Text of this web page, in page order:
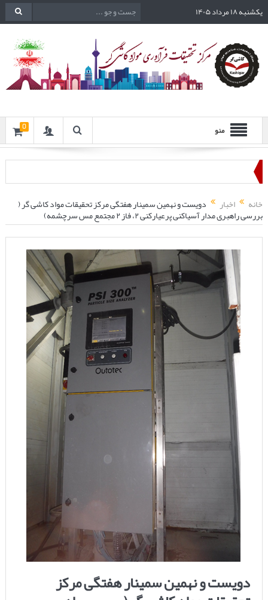
یکشنبه ۱۸ مرداد ۱۴۰۵
منو 0
خانه اخبار دویست و نهمین سمینار هفتگی مرکز تحقیقات مواد کاشی گر (
بررسی راهبری مدار آسیاکنی پرعیارکنی ۲، فاز ۲ مجتمع مس سرچشمه)
دویست و نهمین سمینار هفتگی مرکز